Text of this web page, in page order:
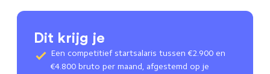
Dit krijg je
Een competitief startsalaris tussen €2.900 en
€4.800 bruto per maand, afgestemd op je